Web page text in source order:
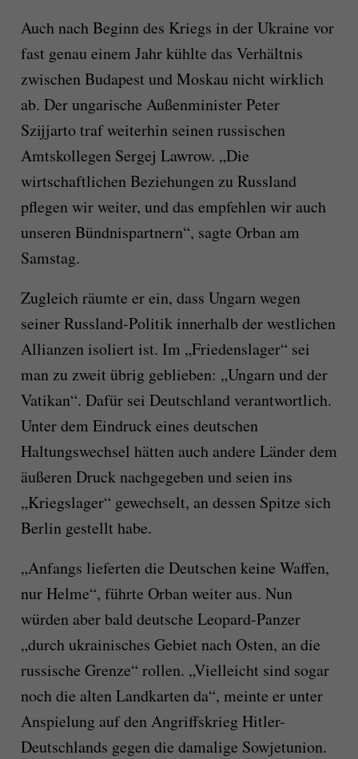
Auch nach Beginn des Kriegs in der Ukraine vor
fast genau einem Jahr kühlte das Verhältnis
zwischen Budapest und Moskau nicht wirklich
ab. Der ungarische Außenminister Peter
Szijjarto traf weiterhin seinen russischen
Amtskollegen Sergej Lawrow. „Die
wirtschaftlichen Beziehungen zu Russland
pflegen wir weiter, und das empfehlen wir auch
unseren Bündnispartnern“, sagte Orban am
Samstag.
Zugleich räumte er ein, dass Ungarn wegen
seiner Russland-Politik innerhalb der westlichen
Allianzen isoliert ist. Im „Friedenslager“ sei
man zu zweit übrig geblieben: „Ungarn und der
Vatikan“. Dafür sei Deutschland verantwortlich.
Unter dem Eindruck eines deutschen
Haltungswechsel hätten auch andere Länder dem
äußeren Druck nachgegeben und seien ins
„Kriegslager“ gewechselt, an dessen Spitze sich
Berlin gestellt habe.
„Anfangs lieferten die Deutschen keine Waffen,
nur Helme“, führte Orban weiter aus. Nun
würden aber bald deutsche Leopard-Panzer
„durch ukrainisches Gebiet nach Osten, an die
russische Grenze“ rollen. „Vielleicht sind sogar
noch die alten Landkarten da“, meinte er unter
Anspielung auf den Angriffskrieg Hitler-
Deutschlands gegen die damalige Sowjetunion.